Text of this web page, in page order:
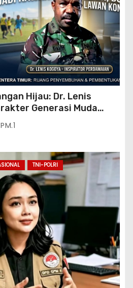
Hijau: Dr. Lenis
Generasi Muda
TNI-POLRI